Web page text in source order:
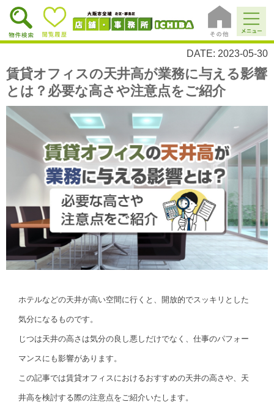
DATE: 2023-05-30
賃貸オフィスの天井高が業務に与える影響
とは？必要な高さや注意点をご紹介
ホテルなどの天井が高い空間に行くと、開放的でスッキリとした
気分になるものです。
じつは天井の高さは気分の良し悪しだけでなく、仕事のパフォー
マンスにも影響があります。
この記事では賃貸オフィスにおけるおすすめの天井の高さや、天
井高を検討する際の注意点をご紹介いたします。